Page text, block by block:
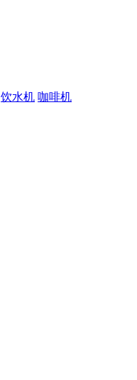
饮水机 咖啡机